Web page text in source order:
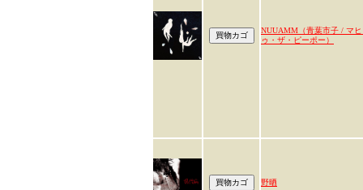
NUUAMM（青葉市子 / マ
ゥ・ザ・ピーポー）
野晒